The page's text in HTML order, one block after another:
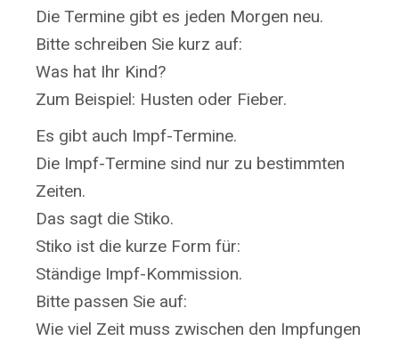
Die Termine gibt es jeden Morgen neu.
Bitte schreiben Sie kurz auf:
Was hat Ihr Kind?
Zum Beispiel: Husten oder Fieber.
Es gibt auch Impf-Termine.
Die Impf-Termine sind nur zu bestimmten
Zeiten.
Das sagt die Stiko.
Stiko ist die kurze Form für:
Ständige Impf-Kommission.
Bitte passen Sie auf:
Wie viel Zeit muss zwischen den Impfungen